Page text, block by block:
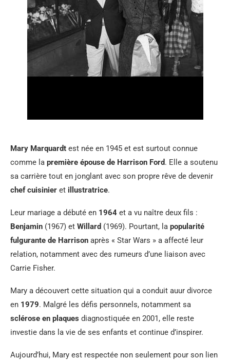
Mary Marquardt est née en 1945 et est surtout connue
comme la première épouse de Harrison Ford. Elle a soutenu
sa carrière tout en jonglant avec son propre rêve de devenir
chef cuisinier et illustratrice.
Leur mariage a débuté en 1964 et a vu naître deux fils :
Benjamin (1967) et Willard (1969). Pourtant, la popularité
fulgurante de Harrison après « Star Wars » a affecté leur
relation, notamment avec des rumeurs d’une liaison avec
Carrie Fisher.
Mary a découvert cette situation qui a conduit auur divorce
en 1979. Malgré les défis personnels, notamment sa
sclérose en plaques diagnostiquée en 2001, elle reste
investie dans la vie de ses enfants et continue d’inspirer.
Aujourd’hui, Mary est respectée non seulement pour son lien